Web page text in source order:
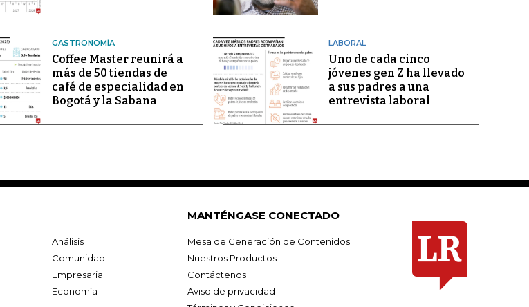
GASTRONOMÍA
Coffee Master reunirá a
más de 50 tiendas de
café de especialidad en
Bogotá y la Sabana
LABORAL
Uno de cada cinco
jóvenes gen Z ha llevado
a sus padres a una
entrevista laboral
Análisis
Comunidad
Empresarial
Economía
MANTÉNGASE CONECTADO
Mesa de Generación de Contenidos
Nuestros Productos
Contáctenos
Aviso de privacidad